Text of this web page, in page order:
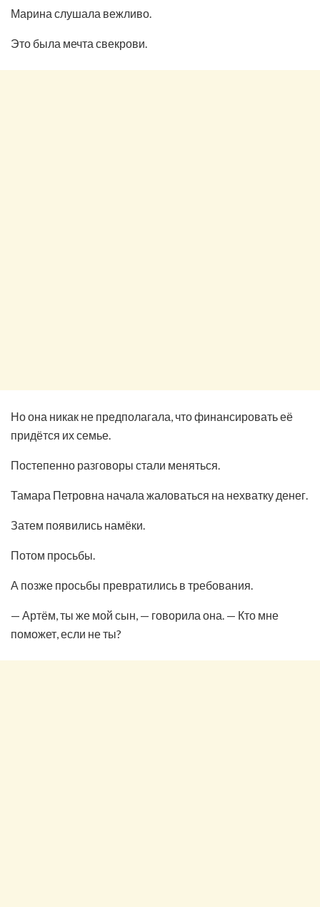
Марина слушала вежливо.
Это была мечта свекрови.
Но она никак не предполагала, что финансировать её
придётся их семье.
Постепенно разговоры стали меняться.
Тамара Петровна начала жаловаться на нехватку денег.
Затем появились намёки.
Потом просьбы.
А позже просьбы превратились в требования.
— Артём, ты же мой сын, — говорила она. — Кто мне
поможет, если не ты?